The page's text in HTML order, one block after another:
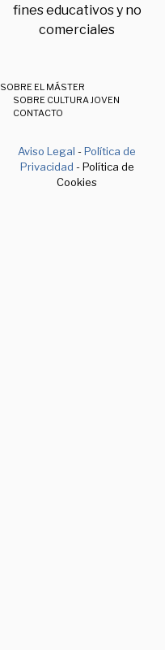
fines educativos y no
comerciales
SOBRE EL MÁSTER
SOBRE CULTURA JOVEN
CONTACTO
Aviso Legal -Política de
Privacidad - Política de
Cookies